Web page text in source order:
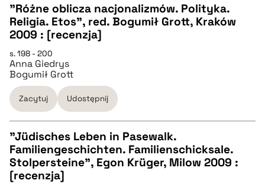
BIBTEX
pobierz cytat
CZYSTY TEKST
pobierz cytat
BIBTEX
pobierz cytat
"Różne oblicza nacjonalizmów. Polityka.
Religia. Etos", red. Bogumił Grott, Kraków
2009 : [recenzja]
s. 198 - 200
Anna Giedrys
Bogumił Grott
Zacytuj Udostępnij
CZYSTY TEKST
"Jüdisches Leben in Pasewalk.
Familiengeschichten. Familienschicksale.
Stolpersteine", Egon Krüger, Milow 2009 :
[recenzja]